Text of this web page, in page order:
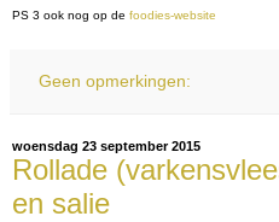
PS 3 ook nog op de foodies-website
Geen opmerkingen:
woensdag 23 september 2015
Rollade
en salie